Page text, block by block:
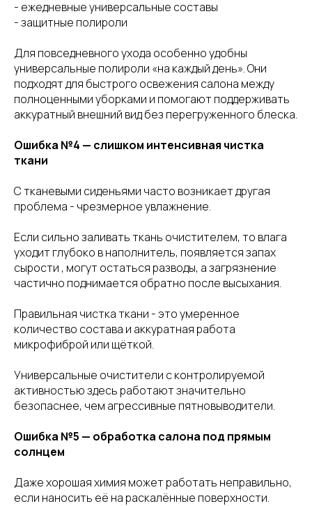
- ежедневные универсальные составы
- защитные полироли
Для повседневного ухода особенно удобны
универсальные полироли «на каждый день». Они
подходят для быстрого освежения салона между
полноценными уборками и помогают поддерживать
аккуратный внешний вид без перегруженного блеска.
Ошибка №4 — слишком интенсивная чистка
ткани
С тканевыми сиденьями часто возникает другая
проблема - чрезмерное увлажнение.
Если сильно заливать ткань очистителем, то влага
уходит глубоко в наполнитель, появляется запах
сырости , могут остаться разводы, а загрязнение
частично поднимается обратно после высыхания.
Правильная чистка ткани - это умеренное
количество состава и аккуратная работа
микрофиброй или щёткой.
Универсальные очистители с контролируемой
активностью здесь работают значительно
безопаснее, чем агрессивные пятновыводители.
Ошибка №5 — обработка салона под прямым
солнцем
Даже хорошая химия может работать неправильно,
если наносить её на раскалённые поверхности.